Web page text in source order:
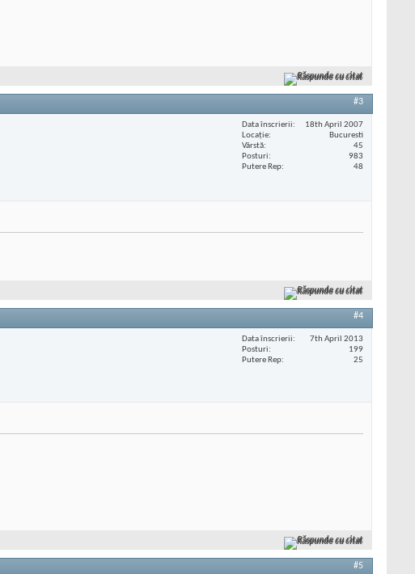
Răspunde cu citat
#3
Data înscrierii
18th April 2007
Locaţie
Bucuresti
Vârstă
45
Posturi
983
Putere Rep
48
Răspunde cu citat
#4
Data înscrierii
7th April 2013
Posturi
199
Putere Rep
25
Răspunde cu citat
#5